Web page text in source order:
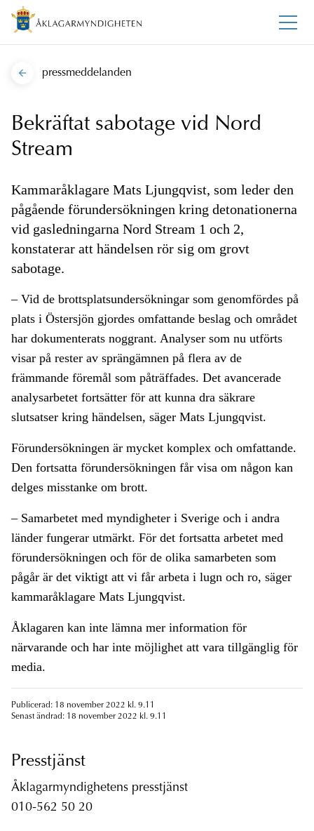
pressmeddelanden
Bekräftat sabotage vid Nord
Stream
Kammaråklagare Mats Ljungqvist, som leder den
pågående förundersökningen kring detonationerna
vid gasledningarna Nord Stream 1 och 2,
konstaterar att händelsen rör sig om grovt
sabotage.
– Vid de brottsplatsundersökningar som genomfördes på
plats i Östersjön gjordes omfattande beslag och området
har dokumenterats noggrant. Analyser som nu utförts
visar på rester av sprängämnen på flera av de
främmande föremål som påträffades. Det avancerade
analysarbetet fortsätter för att kunna dra säkrare
slutsatser kring händelsen, säger Mats Ljungqvist.
Förundersökningen är mycket komplex och omfattande.
Den fortsatta förundersökningen får visa om någon kan
delges misstanke om brott.
– Samarbetet med myndigheter i Sverige och i andra
länder fungerar utmärkt. För det fortsatta arbetet med
förundersökningen och för de olika samarbeten som
pågår är det viktigt att vi får arbeta i lugn och ro, säger
kammaråklagare Mats Ljungqvist.
Åklagaren kan inte lämna mer information för
närvarande och har inte möjlighet att vara tillgänglig för
media.
Publicerad: 18 november 2022 kl. 9.11
Senast ändrad: 18 november 2022 kl. 9.11
Presstjänst
Åklagarmyndighetens presstjänst
010-562 50 20